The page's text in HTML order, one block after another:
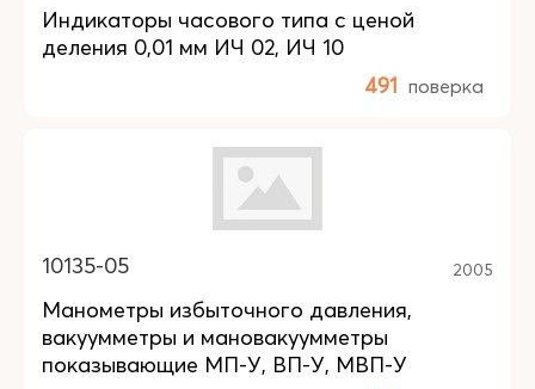
Индикаторы часового типа с ценой
деления 0,01 мм ИЧ 02, ИЧ 10
491 поверка
10135-05 2005
Манометры избыточного давления,
вакуумметры и мановакуумметры
показывающие МП-У, ВП-У, МВП-У